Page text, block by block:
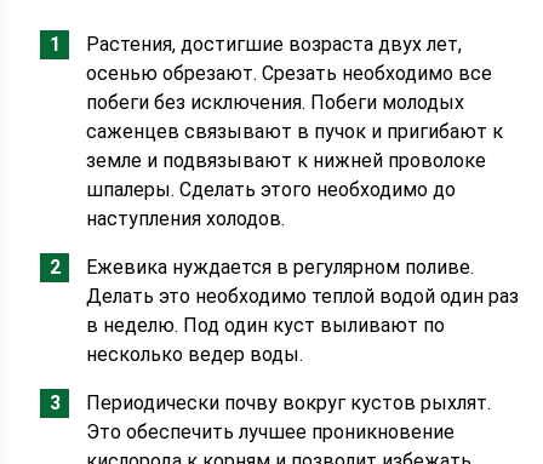
Растения, достигшие возраста двух лет,
осенью обрезают. Срезать необходимо все
побеги без исключения. Побеги молодых
саженцев связывают в пучок и пригибают к
земле и подвязывают к нижней проволоке
шпалеры. Сделать этого необходимо до
наступления холодов.
Ежевика нуждается в регулярном поливе.
Делать это необходимо теплой водой один раз
в неделю. Под один куст выливают по
несколько ведер воды.
Периодически почву вокруг кустов рыхлят.
Это обеспечить лучшее проникновение